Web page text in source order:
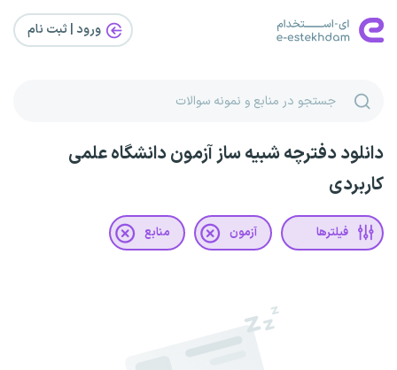
ورود | ثبت‌ نام
دانلود دفترچه شبیه ساز آزمون دانشگاه علمی
کاربردی
فیلترها آزمون منابع